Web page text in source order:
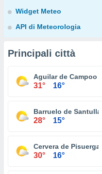
Widget Meteo
API di Meteorologia
Principali città
Aguilar de Campoo
31° 16°
Barruelo de Santullán
28° 15°
Cervera de Pisuerga
30° 16°